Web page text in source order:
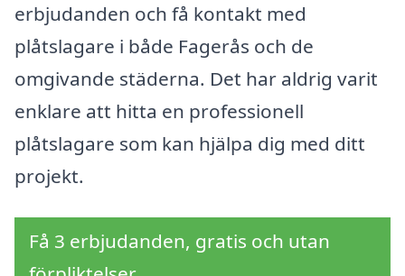
erbjudanden och få kontakt med
plåtslagare i både Fagerås och de
omgivande städerna. Det har aldrig varit
enklare att hitta en professionell
plåtslagare som kan hjälpa dig med ditt
projekt.
Få 3 erbjudanden, gratis och utan